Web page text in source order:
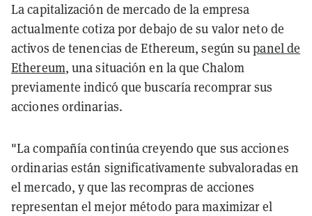
La capitalización de mercado de la empresa
actualmente cotiza por debajo de su valor neto de
activos de tenencias de Ethereum, según supanel de
Ethereum, una situación en la que Chalom
previamente indicó que buscaría recomprar sus
acciones ordinarias.
"La compañía continúa creyendo que sus acciones
ordinarias están significativamente subvaloradas en
el mercado, y que las recompras de acciones
representan el mejor método para maximizar el